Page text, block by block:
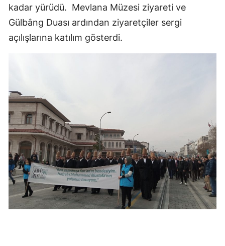
Kütahya
Manisa
Nevşehir
Niğde
Ordu
kadar yürüdü. Mevlana Müzesi ziyareti ve
Gülbâng Duası ardından ziyaretçiler sergi
açılışlarına katılım gösterdi.